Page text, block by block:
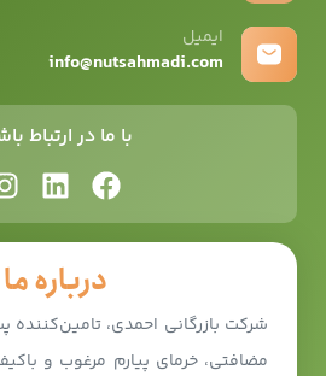
درباره ما
شرکت بازرگانی احمدی، تامین‌کننده
مضافتی، خرمای پیارم مرغوب و
ایمیل
info@nutsahmadi.com
با ما در ارتباط